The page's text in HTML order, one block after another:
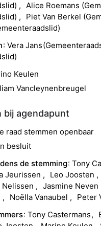
) Alice Roemans (
) Piet Van Berkel (
)
Vera Jans(
)
Keulen
Vancleynenbreugel
bij agendapunt
raad stemmen openbaar
besluit
de stemming Tony
Jeurissen Leo Joosten
Nelissen Jasmine Neven
Noëlla Vanaubel Peter
Tony Castermans